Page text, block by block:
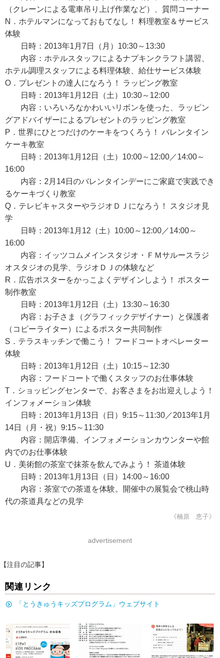
（クレーンによる電車吊り上げ作業など）、質問コーナー
N．ホテルマンになっておもてなし！ 料理教室＆サービス
体験
日時：2013年1月7日（月）10:30～13:30
内容：ホテルスタッフによるナプキンクラフト講習、
ホテル調理スタッフによる料理体験、給仕サービス体験
O．プレゼントの達人になろう！ ラッピング教室
日時：2013年1月12日（土）10:30～12:00
内容：いろいろなかわいいリボンを使った、ラッピン
グアドバイザーによるプレゼントのラッピング教室
P．世界にひとつだけのケーキをつくろう！ バレンタイン
ケーキ教室
日時：2013年1月12日（土）10:00～12:00／14:00～
16:00
内容：2月14日のバレンタインデーにご家庭で実践でき
るケーキづくり教室
Q．テレビキャスターやラジオＤＪになろう！ スタジオ見
学
日時：2013年1月12（土）10:00～12:00／14:00～
16:00
内容：イッツコムメインスタジオ・ＦＭサルースラジ
オスタジオの見学、ラジオＤＪの体験など
R．広告ポスターをかっこよくデザインしよう！ ポスター
制作教室
日時：2013年1月12日（土）13:30～16:30
内容：お子さま（グラフィックデザイナー）と保護者
（コピーライター）によるポスター共同制作
S．テラスキッチンで働こう！ フードコートオペレーター
体験
日時：2013年1月12日（土）10:15～12:30
内容：フードコートで働くスタッフのお仕事体験
T．ショッピングセンターで、お客さまをお出迎えしよう！
インフォメーション体験
日時：2013年1月13日（日）9:15～11:30／2013年1月
14日（月・祝）9:15～11:30
内容：開店準備、インフォメーションカウンターや館
内でのお仕事体験
U．美術館の茶室で抹茶を飲んでみよう！ 茶道体験
日時：2013年1月13日（日）14:00～16:00
内容：茶室での茶道を体験。開催中の展覧会で桃山時
代の茶道具などの見学
《楠原 恵子》
advertisement
【注目の記事】
関連リンク
「とうきゅうキッズプログラム」ウェブサイト